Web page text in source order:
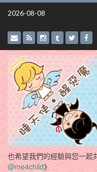
Skip
2026-08-08
也希望我們的經驗與您一
@me4child》